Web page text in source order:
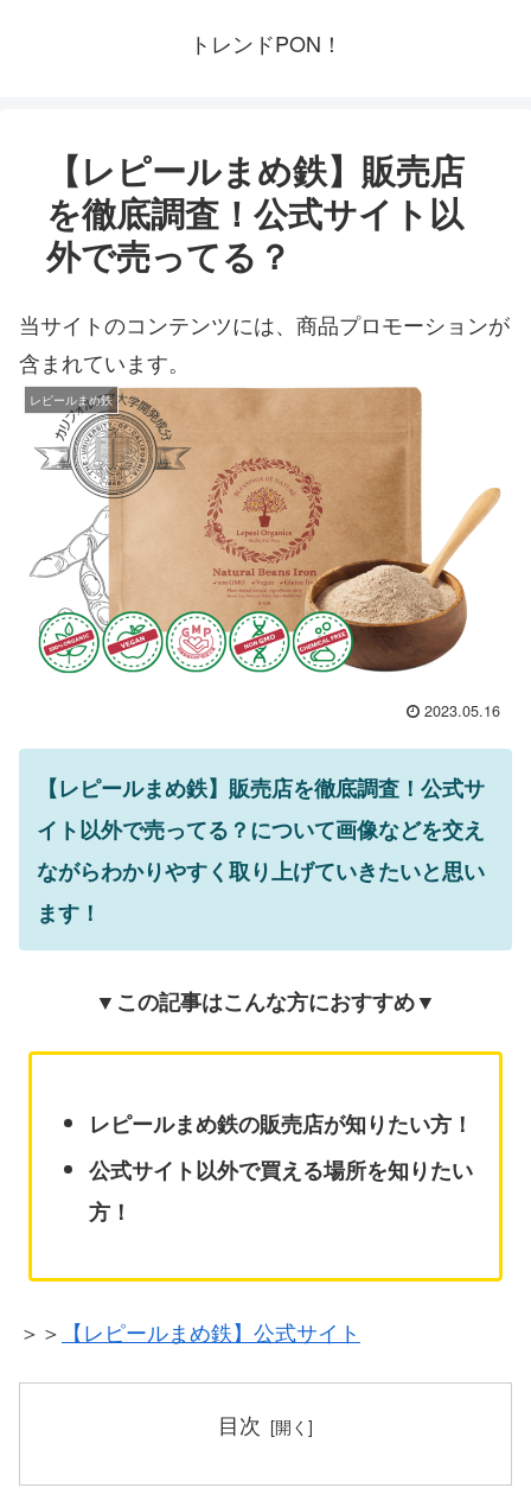
トレンドPON！
【レピールまめ鉄】販売店
を徹底調査！公式サイト以
外で売ってる？
当サイトのコンテンツには、商品プロモーションが
含まれています。
レピールまめ鉄
2023.05.16
【レピールまめ鉄】販売店を徹底調査！公式サ
イト以外で売ってる？について画像などを交え
ながらわかりやすく取り上げていきたいと思い
ます！
▼この記事はこんな方におすすめ▼
レピールまめ鉄の販売店が知りたい方！
公式サイト以外で買える場所を知りたい
方！
＞＞ 【レピールまめ鉄】公式サイト
目次